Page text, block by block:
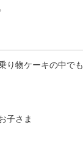
り物ケーキの中でも
子さま